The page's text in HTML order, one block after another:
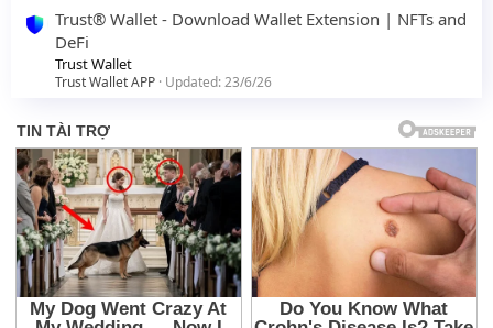
Trust® Wallet - Download Wallet Extension | NFTs and
DeFi
Trust Wallet
Trust Wallet APP Updated:23/6/26